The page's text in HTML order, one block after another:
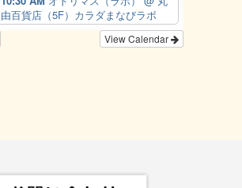
由百貨店（5F）カラダまなびラボ
View Calendar